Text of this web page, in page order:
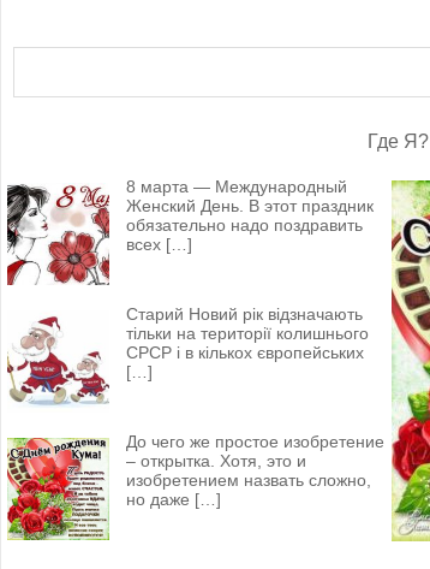
Где Я?
8 марта — Международный
Женский День. В этот праздник
обязательно надо поздравить
всех […]
Старий Новий рік відзначають
тільки на території колишнього
СРСР і в кількох європейських
[…]
До чего же простое изобретение
– открытка. Хотя, это и
изобретением назвать сложно,
но даже […]